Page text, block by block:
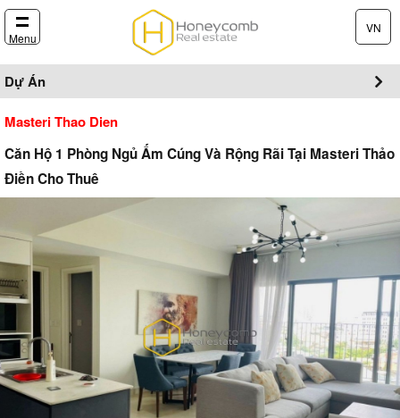
Menu
VN
Dự Án
Masteri Thao Dien
Căn Hộ 1 Phòng Ngủ Ấm Cúng Và Rộng Rãi Tại Masteri Thảo
Điền Cho Thuê